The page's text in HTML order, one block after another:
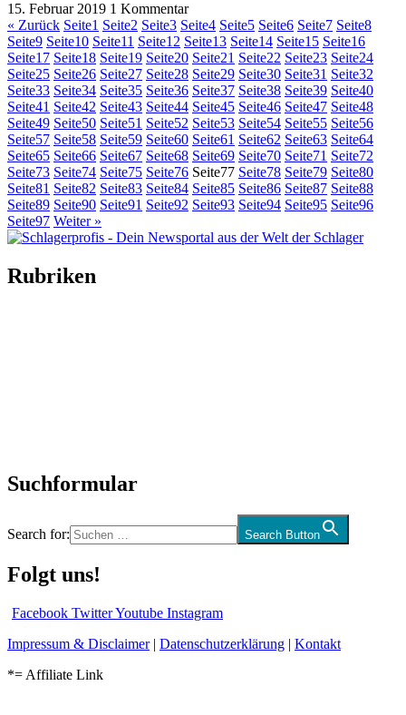
15. Februar 2019 1 Kommentar
« Zurück Seite1 Seite2 Seite3 Seite4 Seite5 Seite6 Seite7 Seite8
Seite9 Seite10 Seite11 Seite12 Seite13 Seite14 Seite15 Seite16
Seite17 Seite18 Seite19 Seite20 Seite21 Seite22 Seite23 Seite24
Seite25 Seite26 Seite27 Seite28 Seite29 Seite30 Seite31 Seite32
Seite33 Seite34 Seite35 Seite36 Seite37 Seite38 Seite39 Seite40
Seite41 Seite42 Seite43 Seite44 Seite45 Seite46 Seite47 Seite48
Seite49 Seite50 Seite51 Seite52 Seite53 Seite54 Seite55 Seite56
Seite57 Seite58 Seite59 Seite60 Seite61 Seite62 Seite63 Seite64
Seite65 Seite66 Seite67 Seite68 Seite69 Seite70 Seite71 Seite72
Seite73 Seite74 Seite75 Seite76 Seite77 Seite78 Seite79 Seite80
Seite81 Seite82 Seite83 Seite84 Seite85 Seite86 Seite87 Seite88
Seite89 Seite90 Seite91 Seite92 Seite93 Seite94 Seite95 Seite96
Seite97 Weiter »
Rubriken
Suchformular
Search for: Search Button
Folgt uns!
Facebook TwitterYoutube Instagram
Impressum & Disclaimer| Datenschutzerklärung | Kontakt
*= Affiliate Link